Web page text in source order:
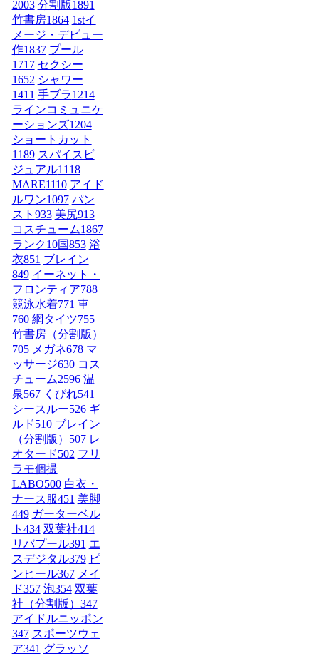
2003 分割版1891
竹書房1864 1stイ
メージ・デビュー
作1837 プール
1717 セクシー
1652 シャワー
1411 手ブラ1214
ラインコミュニケ
ーションズ1204
ショートカット
1189 スパイスビ
ジュアル1118
MARE1110 アイド
ルワン1097 パン
スト 933 美尻913
コスチューム1867
ランク10国853 浴
衣851 ブレイン
849 イーネット・
フロンティア788
競泳水着771 車
760 網タイツ755
竹書房（分割版）
705 メガネ678 マ
ッサージ630 コス
チューム2596 温
泉567 くびれ541
シースルー526 ギ
ルド510 ブレイン
（分割版） 507 レ
オタード502 フリ
ラモ個撮
LABO500 白衣・
ナース服451 美脚
449 ガーターベル
ト 434 双葉社414
リバプール391 エ
スデジタル379 ピ
ンヒール367 メイ
ド357 泡354 双葉
社（分割版） 347
アイドルニッポン
347 スポーツウェ
ア341 グラッソ